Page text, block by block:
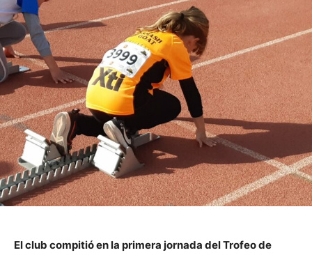
El club compitió en la primera jornada del Trofeo de